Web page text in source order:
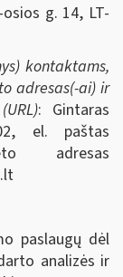
g. 14, LT-
kontaktams,
adresas(-ai) ir
: Gintaras
el. paštas
adresas
paslaugų dėl
analizės ir